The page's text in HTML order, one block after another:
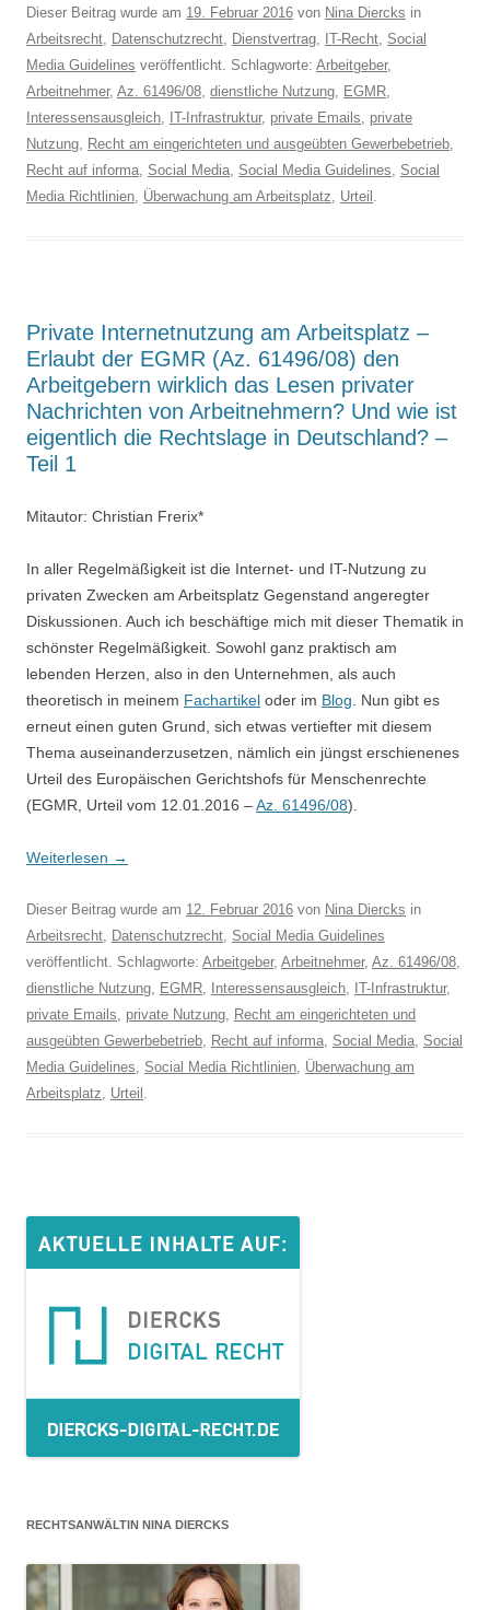
Dieser Beitrag wurde am 19. Februar 2016 von Nina Diercks in
Arbeitsrecht, Datenschutzrecht, Dienstvertrag, IT-Recht, Social
Media Guidelines veröffentlicht. Schlagworte: Arbeitgeber,
Arbeitnehmer, Az. 61496/08, dienstliche Nutzung, EGMR,
Interessensausgleich, IT-Infrastruktur, private Emails, private
Nutzung, Recht am eingerichteten und ausgeübten Gewerbebetrieb,
Recht auf informa, Social Media, Social Media Guidelines, Social
Media Richtlinien, Überwachung am Arbeitsplatz, Urteil .
Private Internetnutzung am Arbeitsplatz –
Erlaubt der EGMR (Az. 61496/08) den
Arbeitgebern wirklich das Lesen privater
Nachrichten von Arbeitnehmern? Und wie ist
eigentlich die Rechtslage in Deutschland? –
Teil 1
Mitautor: Christian Frerix*
In aller Regelmäßigkeit ist die Internet- und IT-Nutzung zu
privaten Zwecken am Arbeitsplatz Gegenstand angeregter
Diskussionen. Auch ich beschäftige mich mit dieser Thematik in
schönster Regelmäßigkeit. Sowohl ganz praktisch am
lebenden Herzen, also in den Unternehmen, als auch
theoretisch in meinem Fachartikel oder im Blog . Nun gibt es
erneut einen guten Grund, sich etwas vertiefter mit diesem
Thema auseinanderzusetzen, nämlich ein jüngst erschienenes
Urteil des Europäischen Gerichtshofs für Menschenrechte
(EGMR, Urteil vom 12.01.2016 –Az. 61496/08).
Weiterlesen →
Dieser Beitrag wurde am 12. Februar 2016 von Nina Diercks in
Arbeitsrecht, Datenschutzrecht, Social Media Guidelines
veröffentlicht. Schlagworte: Arbeitgeber, Arbeitnehmer, Az. 61496/08,
dienstliche Nutzung, EGMR, Interessensausgleich, IT-Infrastruktur,
private Emails, private Nutzung, Recht am eingerichteten und
ausgeübten Gewerbebetrieb, Recht auf informa, Social Media, Social
Media Guidelines, Social Media Richtlinien, Überwachung am
Arbeitsplatz, Urteil .
RECHTSANWÄLTIN NINA DIERCKS